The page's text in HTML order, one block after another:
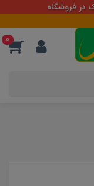
بگیرید
0